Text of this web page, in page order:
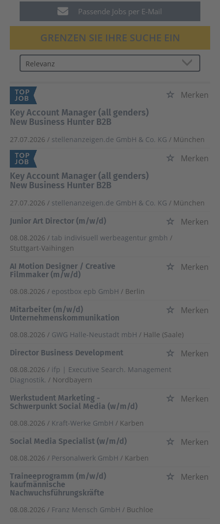
Passende Jobs per E-Mail
GRENZEN SIE IHRE SUCHE EIN
Key Account Manager (all genders)
New Business Hunter B2B
Merken
27.07.2026 / stellenanzeigen.de GmbH & Co. KG / München
Key Account Manager (all genders)
New Business Hunter B2B
Merken
27.07.2026 / stellenanzeigen.de GmbH & Co. KG / München
Junior Art Director (m/w/d)
Merken
08.08.2026 / tab indivisuell werbeagentur gmbh /
Stuttgart-Vaihingen
AI Motion Designer / Creative
Filmmaker (m/w/d)
Merken
08.08.2026 / epostbox epb GmbH / Berlin
Mitarbeiter (m/w/d)
Unternehmenskommunikation
Merken
08.08.2026 / GWG Halle-Neustadt mbH / Halle (Saale)
Director Business Development
Merken
08.08.2026 / ifp | Executive Search. Management
Diagnostik. / Nordbayern
Werkstudent Marketing -
Schwerpunkt Social Media (w/m/d)
Merken
08.08.2026 / Kraft-Werke GmbH / Karben
Social Media Specialist (w/m/d)
Merken
08.08.2026 / Personalwerk GmbH / Karben
Traineeprogramm (m/w/d)
kaufmännische
Nachwuchsführungskräfte
Merken
08.08.2026 / Franz Mensch GmbH / Buchloe